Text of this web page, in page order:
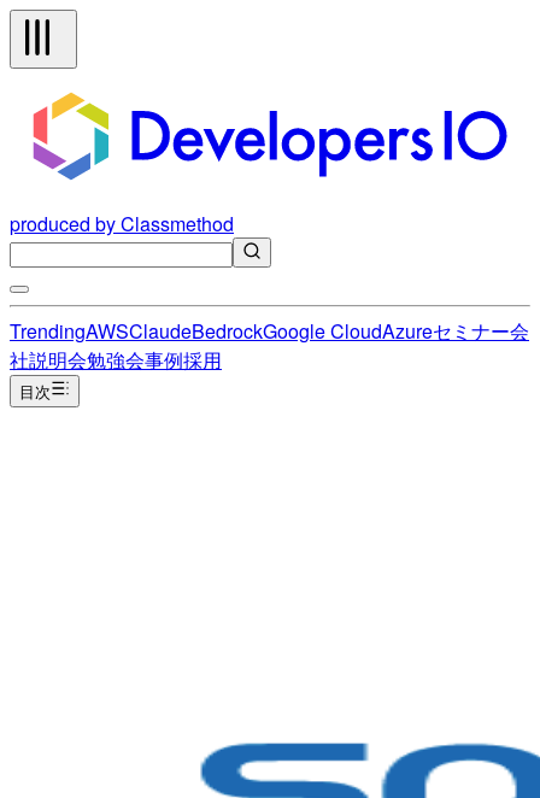
produced by Classmethod
TrendingAWSClaudeBedrockGoogle CloudAzureセミナー会
社説明会勉強会事例採用
目次